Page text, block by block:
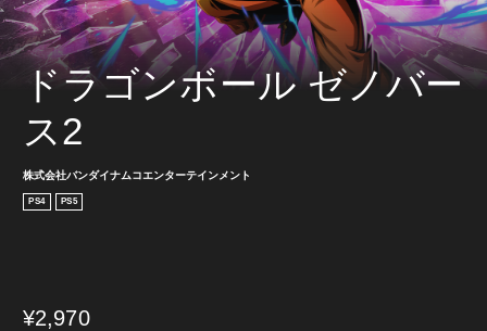
ドラゴンボール ゼノバー
ス2
株式会社バンダイナムコエンターテインメント
PS4 PS5
¥2,970